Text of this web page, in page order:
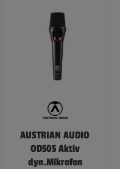
AUSTRIAN AUDIO
OD505 Aktiv
dyn.Mikrofon